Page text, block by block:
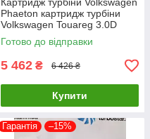
Phaeton картридж турбіни
Volkswagen Touareg 3.0D
53049700050 53049700054
Готово до відправки
5 462 ₴ 6 426 ₴
Купити
Гарантія –15%